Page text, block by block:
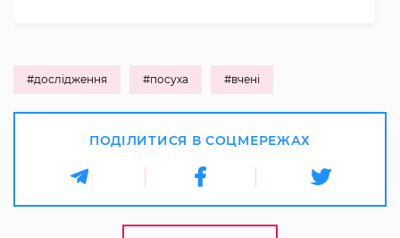
#дослідження #посуха #вчені
ПОДІЛИТИСЯ В СОЦМЕРЕЖАХ